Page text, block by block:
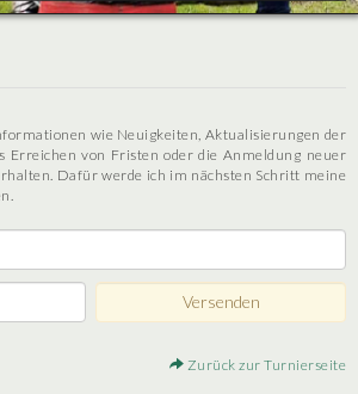
wie Neuigkeiten, Aktualisierungen der
Erreichen von Fristen oder die Anmeldung neuer
Dafür werde ich im nächsten Schritt meine
Zurück zur Turnierseite